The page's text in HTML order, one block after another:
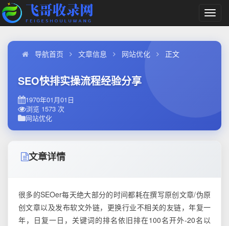
切
换
航
导航首页
文章信息 网站优化 正文
SEO快排实操流程经验分享
1970年01月01日
浏览 1573 次
网站优化
文章详情
很多的SEOer每天绝大部分的时间都耗在撰写原创文章/伪原
创文章以及发布软文外链，更换行业不相关的友链，年复一
年，日复一日，关键词的排名依旧排在100名开外-20名以